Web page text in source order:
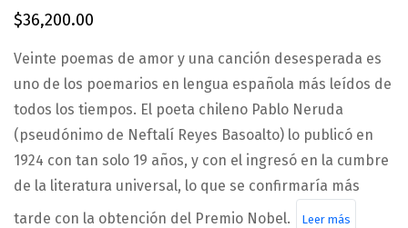
$36,200.00
Veinte poemas de amor y una canción desesperada es
uno de los poemarios en lengua española más leídos de
todos los tiempos. El poeta chileno Pablo Neruda
(pseudónimo de Neftalí Reyes Basoalto) lo publicó en
1924 con tan solo 19 años, y con el ingresó en la cumbre
de la literatura universal, lo que se confirmaría más
tarde con la obtención del Premio Nobel.
Leer más